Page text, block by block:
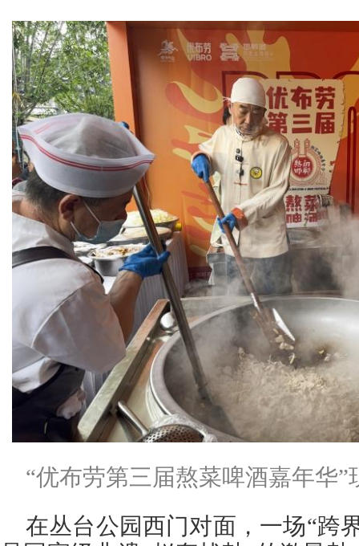
“优布劳第三届熬菜啤酒嘉年华”
在丛台公园西门对面，一场“跨